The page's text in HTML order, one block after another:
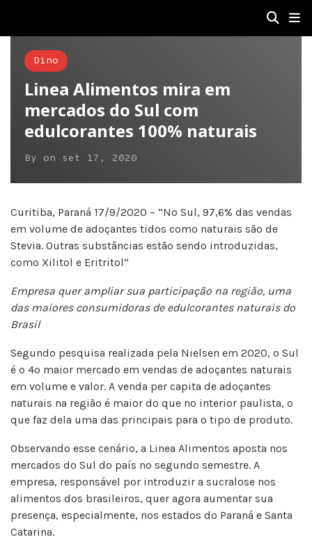
Dino
Linea Alimentos mira em
mercados do Sul com
edulcorantes 100% naturais
By on set 17, 2020
Curitiba, Paraná 17/9/2020 – “No Sul, 97,6% das vendas
em volume de adoçantes tidos como naturais são de
Stevia. Outras substâncias estão sendo introduzidas,
como Xilitol e Eritritol”
Empresa quer ampliar sua participação na região, uma
das maiores consumidoras de edulcorantes naturais do
Brasil
Segundo pesquisa realizada pela Nielsen em 2020, o Sul
é o 4º maior mercado em vendas de adoçantes naturais
em volume e valor. A venda per capita de adoçantes
naturais na região é maior do que no interior paulista, o
que faz dela uma das principais para o tipo de produto.
Observando esse cenário, a Linea Alimentos aposta nos
mercados do Sul do país no segundo semestre. A
empresa, responsável por introduzir a sucralose nos
alimentos dos brasileiros, quer agora aumentar sua
presença, especialmente, nos estados do Paraná e Santa
Catarina.